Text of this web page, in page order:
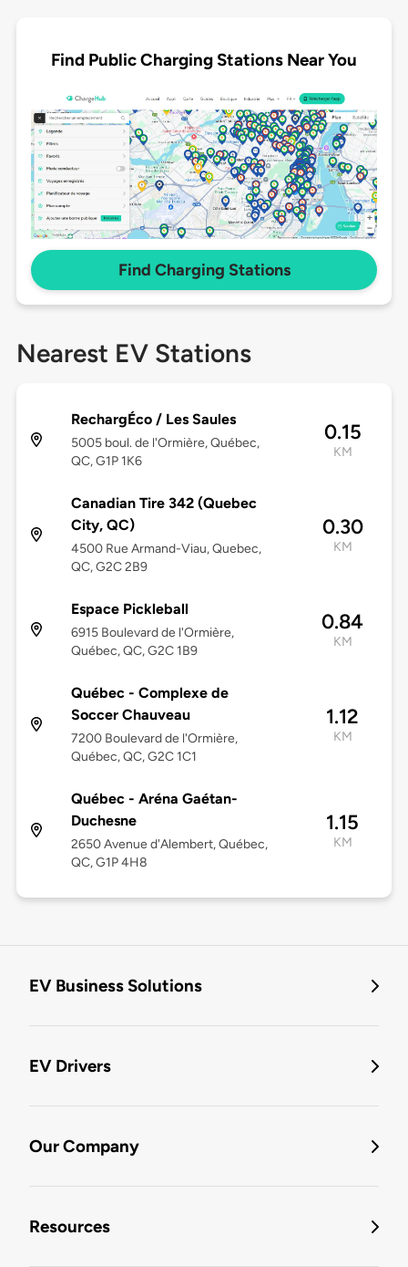
Find Public Charging Stations Near You
Find Charging Stations
Nearest EV Stations
RechargÉco / Les Saules
5005 boul. de l'Ormière, Québec,
QC, G1P 1K6
0.15
KM
Canadian Tire 342 (Quebec
City, QC)
4500 Rue Armand-Viau, Quebec,
QC, G2C 2B9
0.30
KM
Espace Pickleball
6915 Boulevard de l'Ormière,
Québec, QC, G2C 1B9
0.84
KM
Québec - Complexe de
Soccer Chauveau
7200 Boulevard de l'Ormière,
Québec, QC, G2C 1C1
1.12
KM
Québec - Aréna Gaétan-
Duchesne
2650 Avenue d'Alembert, Québec,
QC, G1P 4H8
1.15
KM
EV Business Solutions
EV Drivers
Our Company
Resources